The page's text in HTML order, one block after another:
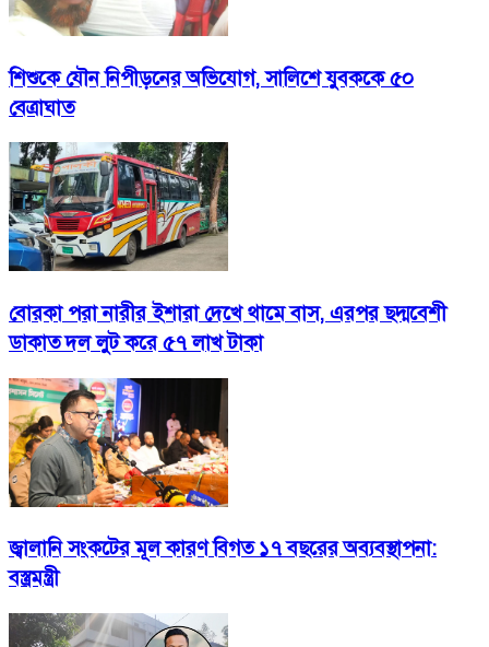
শিশুকে যৌন নিপীড়নের অভিযোগ, সালিশে যুবককে ৫০
বেত্রাঘাত
বোরকা পরা নারীর ইশারা দেখে থামে বাস, এরপর ছদ্মবেশী
ডাকাত দল লুট করে ৫৭ লাখ টাকা
জ্বালানি সংকটের মূল কারণ বিগত ১৭ বছরের অব্যবস্থাপনা:
বস্ত্রমন্ত্রী